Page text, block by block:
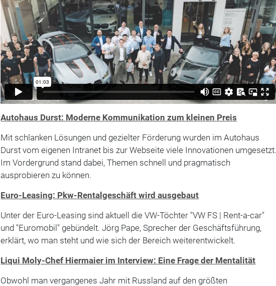
Autohaus Durst: Moderne Kommunikation zum kleinen Preis
Mit schlanken Lösungen und gezielter Förderung wurden im Autohaus
Durst vom eigenen Intranet bis zur Webseite viele Innovationen umgesetzt.
Im Vordergrund stand dabei, Themen schnell und pragmatisch
ausprobieren zu können.
Euro-Leasing: Pkw-Rentalgeschäft wird ausgebaut
Unter der Euro-Leasing sind aktuell die VW-Töchter "VW FS | Rent-a-car"
und "Euromobil" gebündelt. Jörg Pape, Sprecher der Geschäftsführung,
erklärt, wo man steht und wie sich der Bereich weiterentwickelt.
Liqui Moly-Chef Hiermaier im Interview: Eine Frage der Mentalität
Obwohl man vergangenes Jahr mit Russland auf den größten